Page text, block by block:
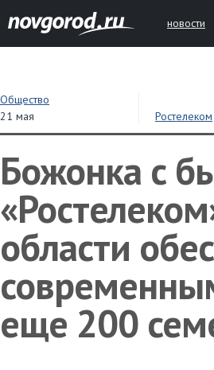
новости
Общество
21 мая
Ростелеком
Божонка с
области
еще 200